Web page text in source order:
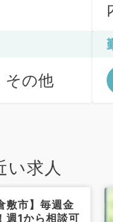
その他
い求人
敷市】毎週金
週1から相談可